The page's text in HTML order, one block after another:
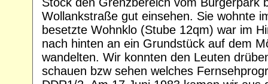
Wollankstraße gut einsehen. Sie wohnte
besetzte Wohnklo (Stube 12qm) war im
nach hinten an ein Grundstück auf dem
wandelten. Wir konnten den Leuten
schauen bzw sehen welches